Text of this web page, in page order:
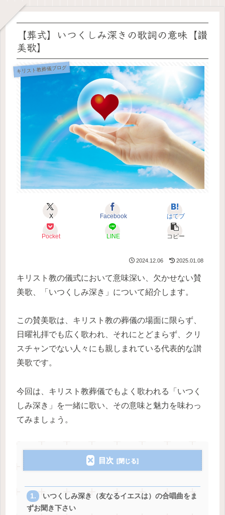
【葬式】いつくしみ深きの歌詞の意味【讃
美歌】
キリスト教葬儀ブログ
X Facebook はてブ
Pocket LINE コピー
2024.12.06 2025.01.08
キリスト教の儀式において意味深い、欠かせない賛
美歌、「いつくしみ深き」について紹介します。
この賛美歌は、キリスト教の葬儀の場面に限らず、
日曜礼拝でも広く歌われ、それにとどまらず、クリ
スチャンでない人々にも親しまれている代表的な讃
美歌です。
今回は、キリスト教葬儀でもよく歌われる「いつく
しみ深き」を一緒に歌い、その意味と魅力を味わっ
てみましょう。
目次
いつくしみ深き（友なるイエスは）の合唱曲をま
ずお聞き下さい